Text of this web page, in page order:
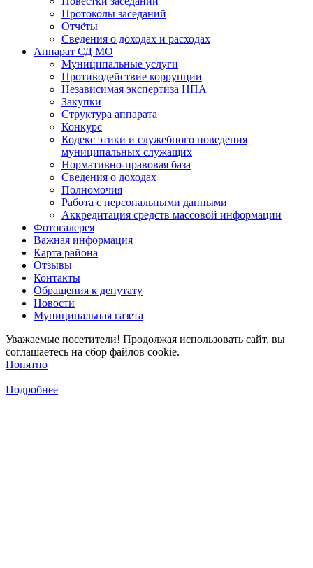
Протоколы заседаний
Отчёты
Сведения о доходах и расходах
Аппарат СД МО
Муниципальные услуги
Противодействие коррупции
Независимая экспертиза НПА
Закупки
Структура аппарата
Конкурс
Кодекс этики и служебного поведения
муниципальных служащих
Нормативно-правовая база
Сведения о доходах
Полномочия
Работа с персональными данными
Аккредитация средств массовой информации
Фотогалерея
Важная информация
Карта района
Отзывы
Контакты
Обращения к депутату
Новости
Муниципальная газета
Уважаемые посетители! Продолжая использовать сайт, вы
соглашаетесь на сбор файлов cookie.
Понятно
Подробнее